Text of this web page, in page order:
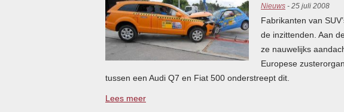
Nieuws - 25 juli 2008
Fabrikanten van
de inzittenden. Aan
ze nauwelijks
Europese
tussen een Audi Q7 en Fiat 500 onderstreept dit.
Lees meer